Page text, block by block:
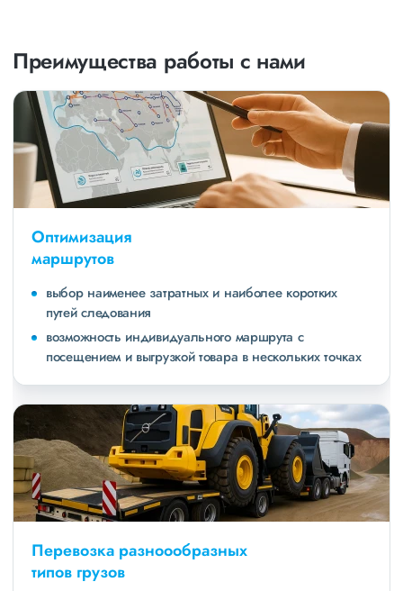
Преимущества работы с нами
Оптимизация
маршрутов
выбор наименее затратных и наиболее коротких
путей следования
возможность индивидуального маршрута с
посещением и выгрузкой товара в нескольких точках
Перевозка разноообразных
типов грузов